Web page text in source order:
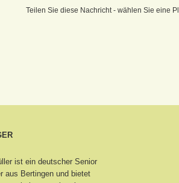
Teilen Sie diese Nachricht - wählen Sie eine
ist ein deutscher Senior
aus Bertingenund bietet